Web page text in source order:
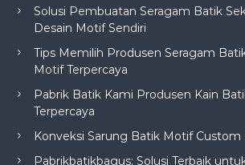
Solusi Pembuatan Seragam Batik
Desain Motif Sendiri
Tips Memilih Produsen Seragam
Motif Terpercaya
Pabrik Batik Kami Produsen Kain
Terpercaya
Konveksi Sarung Batik Motif
Pabrikbatikbagus: Solusi Terbaik